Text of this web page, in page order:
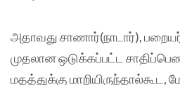
அதாவது சாணார்(நாடார்),
முதலான ஒடுக்கப்பட்ட
மதத்துக்கு